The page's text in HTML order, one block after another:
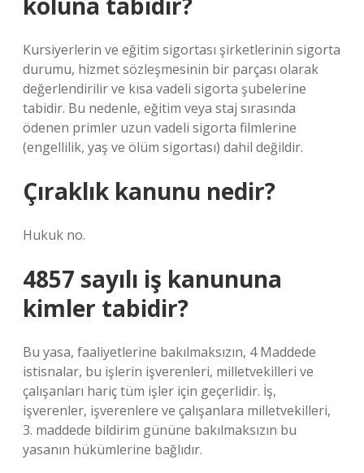
Kursiyerlerin ve eğitim sigortası şirketlerinin sigorta
durumu, hizmet sözleşmesinin bir parçası olarak
değerlendirilir ve kısa vadeli sigorta şubelerine
tabidir. Bu nedenle, eğitim veya staj sırasında
ödenen primler uzun vadeli sigorta filmlerine
(engellilik, yaş ve ölüm sigortası) dahil değildir.
Çıraklık kanunu nedir?
Hukuk no.
4857 sayılı iş kanununa
kimler tabidir?
Bu yasa, faaliyetlerine bakılmaksızın, 4 Maddede
istisnalar, bu işlerin işverenleri, milletvekilleri ve
çalışanları hariç tüm işler için geçerlidir. İş,
işverenler, işverenlere ve çalışanlara milletvekilleri,
3. maddede bildirim gününe bakılmaksızın bu
yasanın hükümlerine bağlıdır.